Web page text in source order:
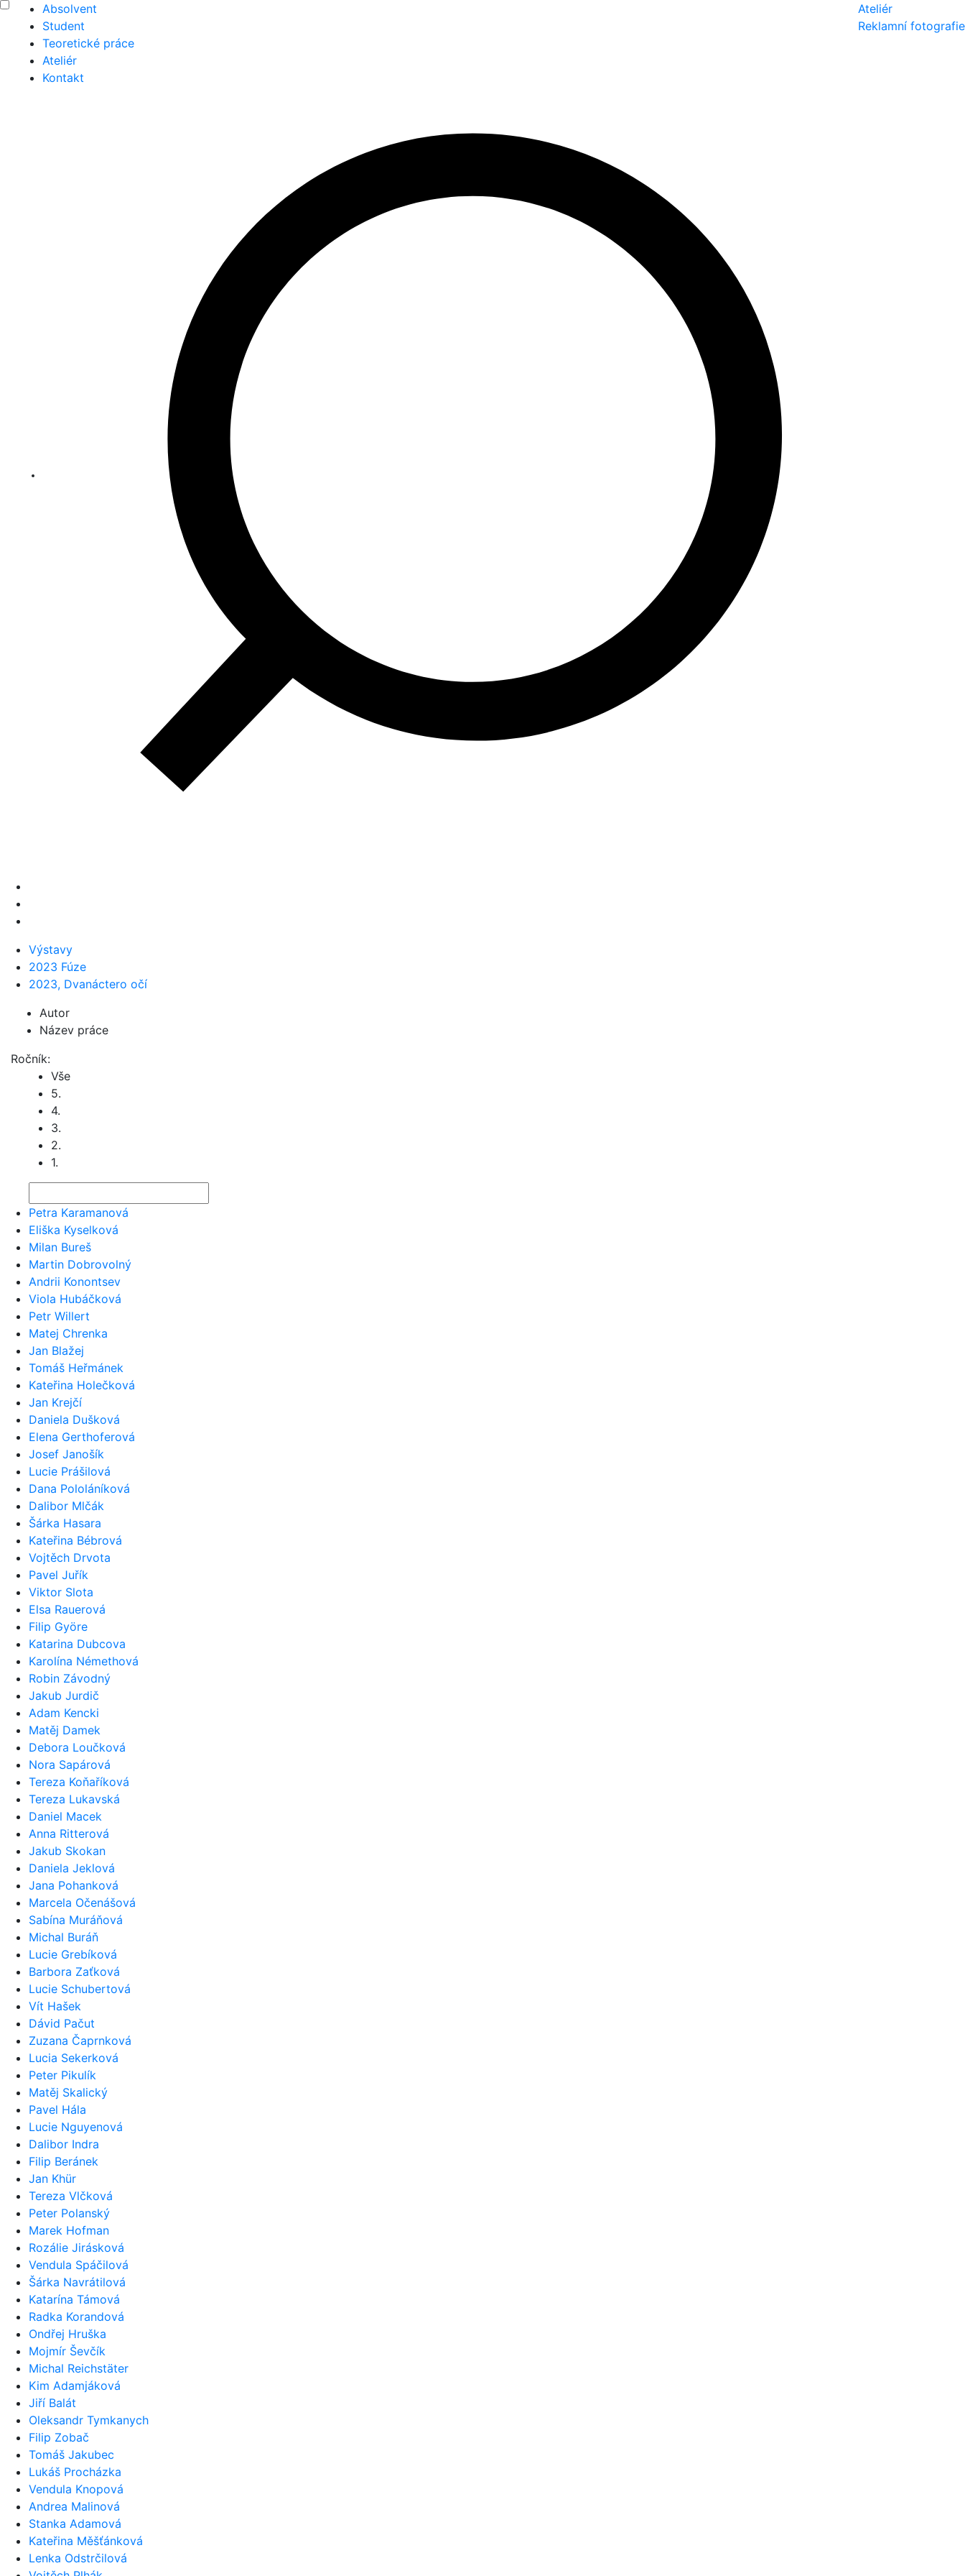
Absolvent
Student
Teoretické práce
Ateliér
Kontakt
Ateliér
Reklamní fotografie
Výstavy
2023 Fúze
2023, Dvanáctero očí
Autor
Název práce
Ročník:
Vše
5.
4.
3.
2.
1.
Petra Karamanová
Eliška Kyselková
Milan Bureš
Martin Dobrovolný
Andrii Konontsev
Viola Hubáčková
Petr Willert
Matej Chrenka
Jan Blažej
Tomáš Heřmánek
Kateřina Holečková
Jan Krejčí
Daniela Dušková
Elena Gerthoferová
Josef Janošík
Lucie Prášilová
Dana Pololáníková
Dalibor Mlčák
Šárka Hasara
Kateřina Bébrová
Vojtěch Drvota
Pavel Juřík
Viktor Slota
Elsa Rauerová
Filip Györe
Katarina Dubcova
Karolína Némethová
Robin Závodný
Jakub Jurdič
Adam Kencki
Matěj Damek
Debora Loučková
Nora Sapárová
Tereza Koňaříková
Tereza Lukavská
Daniel Macek
Anna Ritterová
Jakub Skokan
Daniela Jeklová
Jana Pohanková
Marcela Očenášová
Sabína Muráňová
Michal Buráň
Lucie Grebíková
Barbora Zaťková
Lucie Schubertová
Vít Hašek
Dávid Pačut
Zuzana Čaprnková
Lucia Sekerková
Peter Pikulík
Matěj Skalický
Pavel Hála
Lucie Nguyenová
Dalibor Indra
Filip Beránek
Jan Khür
Tereza Vlčková
Peter Polanský
Marek Hofman
Rozálie Jirásková
Vendula Spáčilová
Šárka Navrátilová
Katarína Támová
Radka Korandová
Ondřej Hruška
Mojmír Ševčík
Michal Reichstäter
Kim Adamjáková
Jiří Balát
Oleksandr Tymkanych
Filip Zobač
Tomáš Jakubec
Lukáš Procházka
Vendula Knopová
Andrea Malinová
Stanka Adamová
Kateřina Měšťánková
Lenka Odstrčilová